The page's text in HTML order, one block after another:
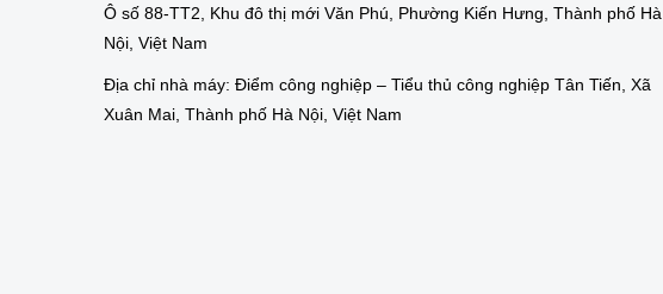
Ô số 88-TT2, Khu đô thị mới Văn Phú, Phường Kiến Hưng, Thành phố Hà
Nội, Việt Nam
Địa chỉ nhà máy: Điểm công nghiệp – Tiểu thủ công nghiệp Tân Tiến, Xã
Xuân Mai, Thành phố Hà Nội, Việt Nam